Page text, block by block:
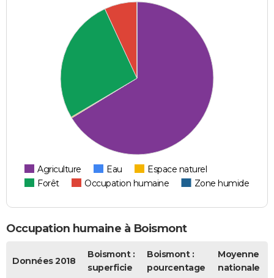
Agriculture Eau
Espace naturel
Forêt
Occupation humaine Zone humide
Occupation humaine à Boismont
Données 2018
Boismont :
superficie
Boismont :
pourcentage
Moyenne
nationale